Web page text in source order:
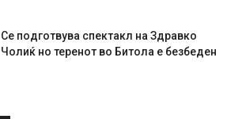
Се подготвува спектакл на Здравко
Чолиќ но теренот во Битола е безбеден